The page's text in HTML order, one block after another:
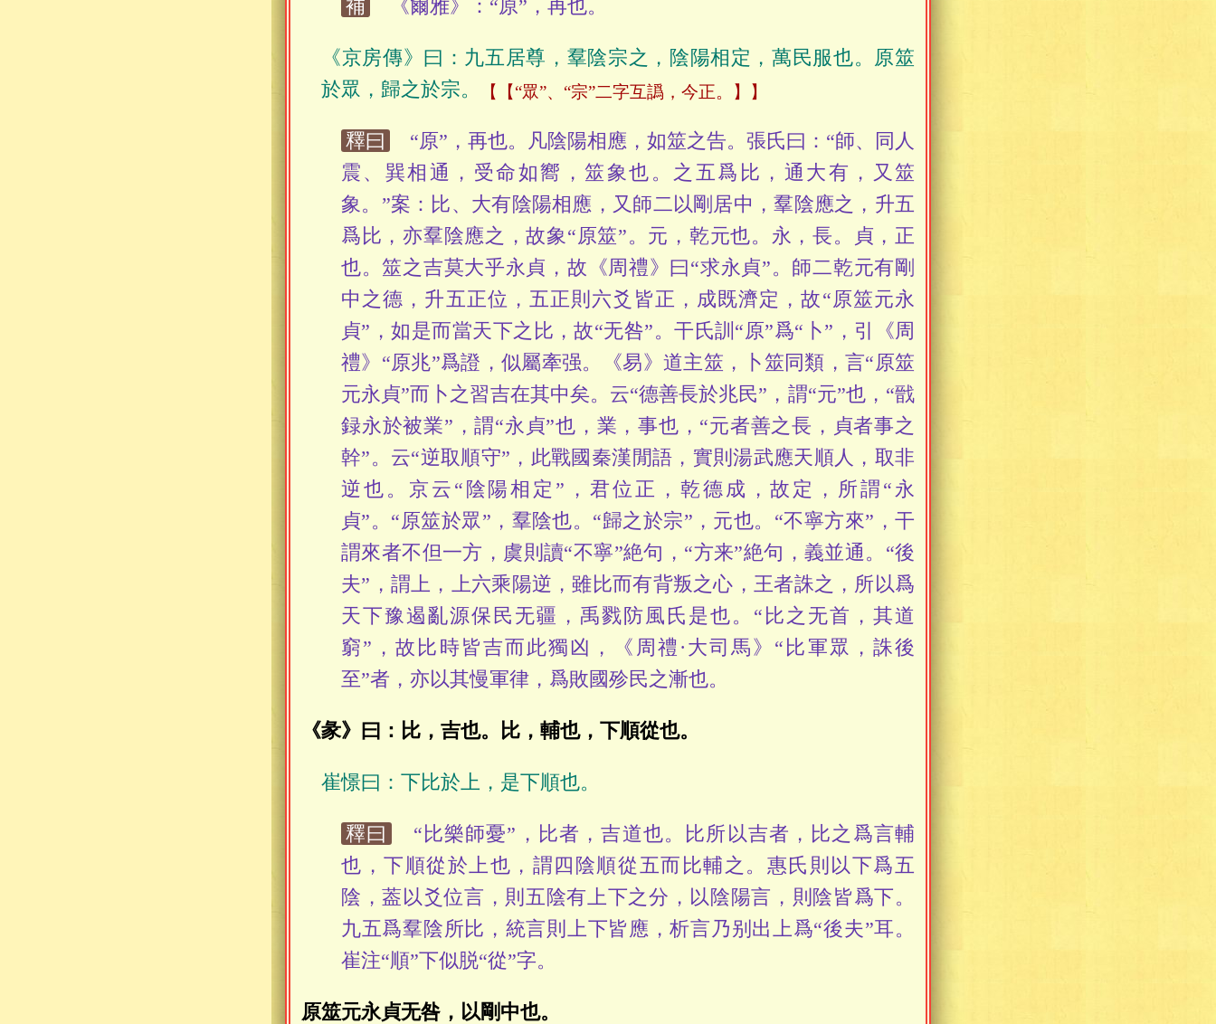
補 《爾雅》：“原”，再也。
《京房傳》曰：九五居尊，羣陰宗之，陰陽相定，萬民服也。原筮
於眾，歸之於宗。
【“眾”、“宗”二字互譌，今正。】
釋曰
“原”，再也。凡陰陽相應，如筮之告。張氏曰：“師、同人
震、巽相通，受命如嚮，筮象也。之五爲比，通大有，又筮
象。”案：比、大有陰陽相應，又師二以剛居中，羣陰應之，升五
爲比，亦羣陰應之，故象“原筮”。元，乾元也。永，長。貞，正
也。筮之吉莫大乎永貞，故《周禮》曰“求永貞”。師二乾元有剛
中之德，升五正位，五正則六爻皆正，成既濟定，故“原筮元永
貞”，如是而當天下之比，故“无咎”。干氏訓“原”爲“卜”，引《周
禮》“原兆”爲證，似屬牽强。《易》道主筮，卜筮同類，言“原筮
元永貞”而卜之習吉在其中矣。云“德善長於兆民”，謂“元”也，“戩
録永於被業”，謂“永貞”也，業，事也，“元者善之長，貞者事之
幹”。云“逆取順守”，此戰國秦漢閒語，實則湯武應天順人，取非
逆也。京云“陰陽相定”，君位正，乾德成，故定，所謂“永
貞”。“原筮於眾”，羣陰也。“歸之於宗”，元也。“不寧方來”，干
謂來者不但一方，虞則讀“不寧”絶句，“方来”絶句，義並通。“後
夫”，謂上，上六乘陽逆，雖比而有背叛之心，王者誅之，所以爲
天下豫遏亂源保民无疆，禹戮防風氏是也。“比之无首，其道
窮”，故比時皆吉而此獨凶，《周禮·大司馬》“比軍眾，誅後
至”者，亦以其慢軍律，爲敗國殄民之漸也。
《彖》曰：比，吉也。比，輔也，下順從也。
崔憬曰：下比於上，是下順也。
釋曰
“比樂師憂”，比者，吉道也。比所以吉者，比之爲言輔
也，下順從於上也，謂四陰順從五而比輔之。惠氏則以下爲五
陰，葢以爻位言，則五陰有上下之分，以陰陽言，則陰皆爲下。
九五爲羣陰所比，統言則上下皆應，析言乃别出上爲“後夫”耳。
崔注“順”下似脱“從”字。
原筮元永貞无咎，以剛中也。